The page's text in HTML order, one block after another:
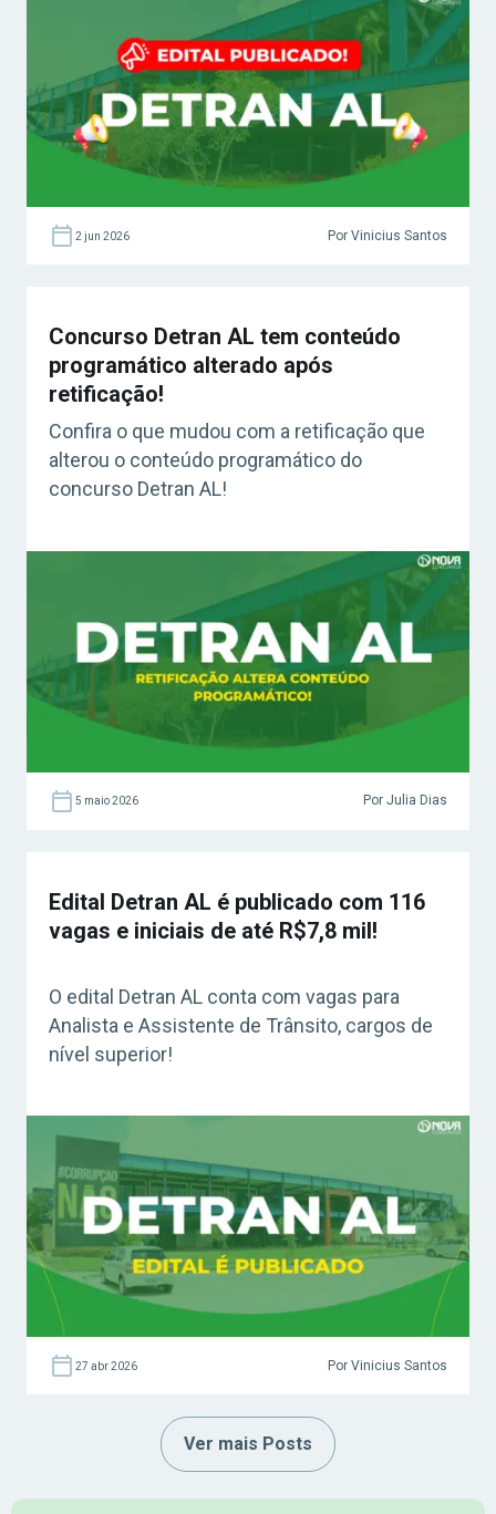
2 jun 2026 Por Vinicius Santos
Concurso Detran AL tem conteúdo
programático alterado após
retificação!
Confira o que mudou com a retificação que
alterou o conteúdo programático do
concurso Detran AL!
5 maio 2026 Por Julia Dias
Edital Detran AL é publicado com 116
vagas e iniciais de até R$7,8 mil!
O edital Detran AL conta com vagas para
Analista e Assistente de Trânsito, cargos de
nível superior!
27 abr 2026 Por Vinicius Santos
Ver mais Posts